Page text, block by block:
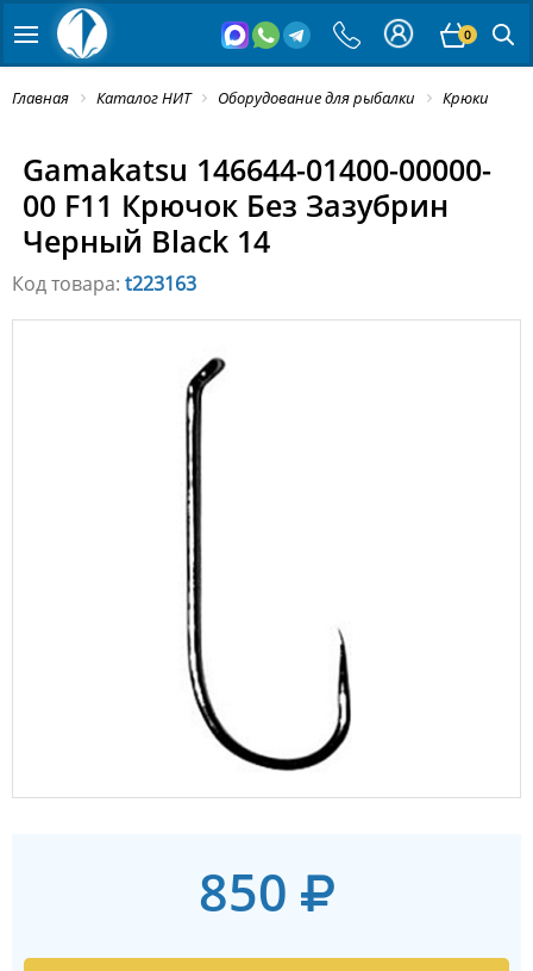
0
Главная Каталог НИТ Оборудование для рыбалки Крюки
Gamakatsu 146644-01400-00000-
00 F11 Крючок Без Зазубрин
Черный Black 14
Код товара: t223163
850